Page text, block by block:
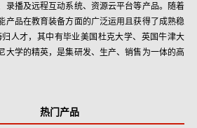
录播及远程互动系统、资源云平台等产品。随着
产品在教育装备方面的广泛运用且获得了成熟稳
人才，其中有毕业美国杜克大学、英国牛津大
大学的精英，是集研发、生产、销售为一体的高
热门产品